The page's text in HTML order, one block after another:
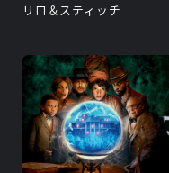
リロ＆スティッチ